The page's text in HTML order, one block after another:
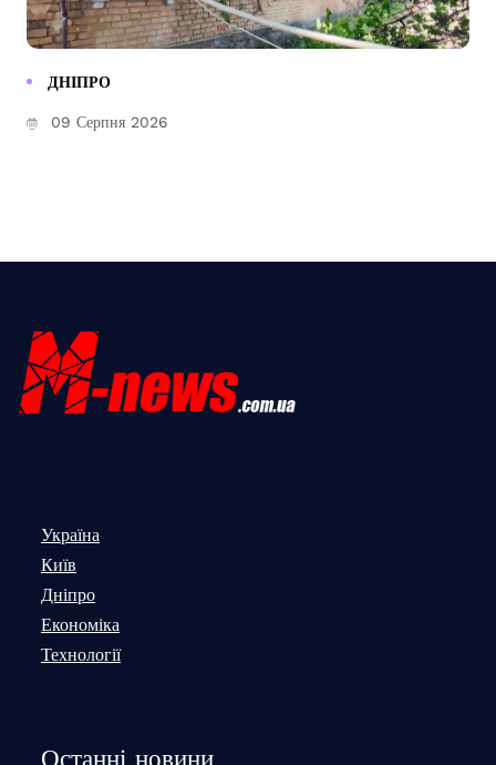
ДНІПРО
09 Серпня 2026
Україна
Київ
Дніпро
Економіка
Технології
Останні новини